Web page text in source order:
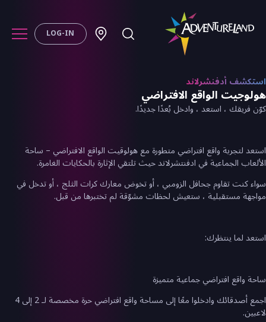
LOG-IN
استكشف أدفنشرلاند
هولوجيت الواقع الافتراضي
كوّن فريقك ، استعد ، وادخل بُعدًا جديدًا.
استعد لتجربة واقع افتراضي متطورة مع هولوقيت الواقع الافتراضي – ساحة
الألعاب الجماعية في ادفنتشرلاند حيث تلتقي الإثارة بالحكايات الغامرة.
سواء كنت تقاوم جحافل الزومبي ، أو تخوض معارك كرات الثلج ، أو تدخل في
مواجهة مستقبلية ، ستعيش لحظات مشوّقة لم تختبرها من قبل.
استعد لما ينتظرك:
ساحة واقع افتراضي جماعية متميزة
اجمع أصدقائك وادخلوا معًا إلى مساحة واقع افتراضي حرة مخصصة لـ 2 إلى 4
لاعبين.